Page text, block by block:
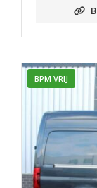
BPM VRIJ